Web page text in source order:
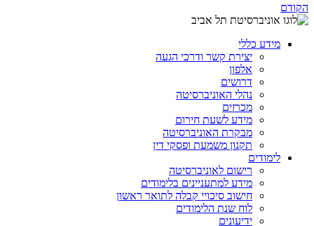
הקודם
מידע כללי
יצירת קשר ודרכי הגעה
אלפון
דרושים
נהלי האוניברסיטה
מכרזים
מידע לשעת חירום
מבקרת האוניברסיטה
תקנון משמעת ופסקי דין
לימודים
רישום לאוניברסיטה
מידע למתעניינים בלימודים
חישוב סיכויי קבלה לתואר ראשון
לוח שנת הלימודים
ידיעונים